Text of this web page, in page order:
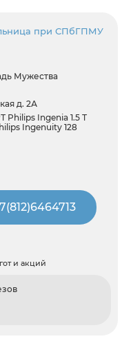
при СПбГПМУ
Мужества
д. 2А
Philips Ingenia 1.5 Т
Ingenuity 128
и акций